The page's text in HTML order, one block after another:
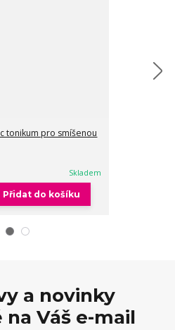
tonikum pro smíšenou
Skladem
Přidat do košíku
a novinky
Váš e-mail